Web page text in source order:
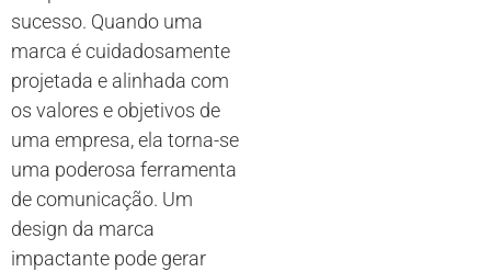
sucesso. Quando uma
marca é cuidadosamente
projetada e alinhada com
os valores e objetivos de
uma empresa, ela torna-se
uma poderosa ferramenta
de comunicação. Um
design da marca
impactante pode gerar